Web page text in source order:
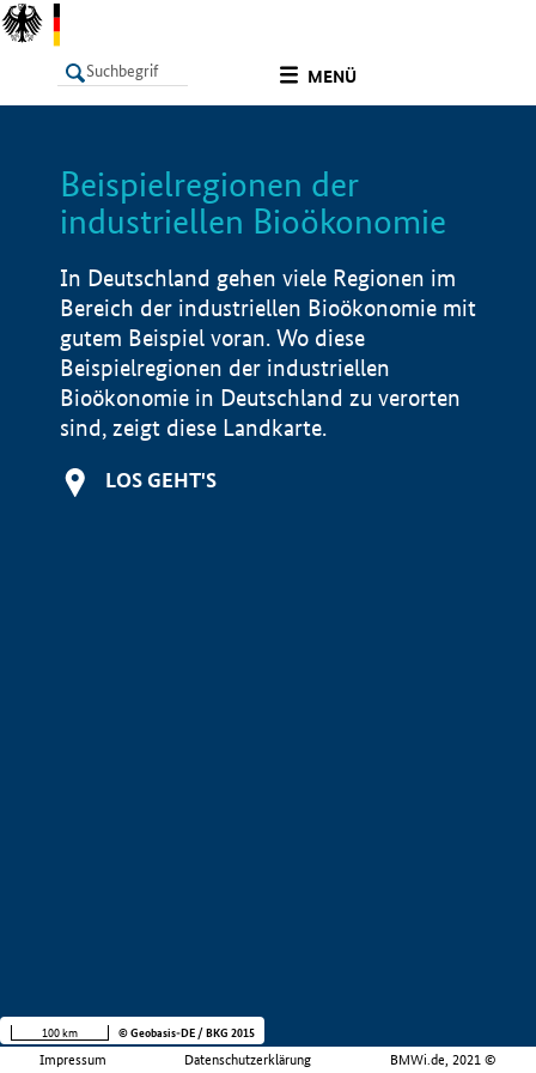
MENÜ
LISTE
Beispielregionen der
industriellen Bioökonomie
In Deutschland gehen viele Regionen im
Bereich der industriellen Bioökonomie mit
gutem Beispiel voran. Wo diese
Beispielregionen der industriellen
Bioökonomie in Deutschland zu verorten
sind, zeigt diese Landkarte.
LOS GEHT'S
Impressum Datenschutzerklärung BMWi.de, 2021 ©
100 km © Geobasis-DE / BKG 2015